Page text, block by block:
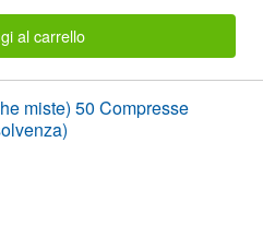
al carrello
miste) 50 Compresse